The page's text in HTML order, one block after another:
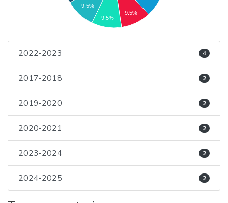
9.5%
9.5%
9.5%
2022-2023 4
2017-2018 2
2019-2020 2
2020-2021 2
2023-2024 2
2024-2025 2